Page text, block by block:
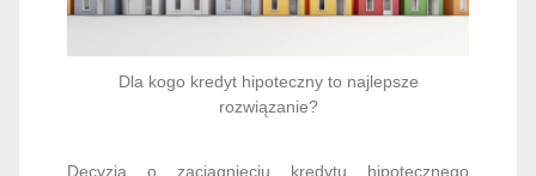
Dla kogo kredyt hipoteczny to najlepsze
rozwiązanie?
Decyzja o zaciągnięciu kredytu hipotecznego